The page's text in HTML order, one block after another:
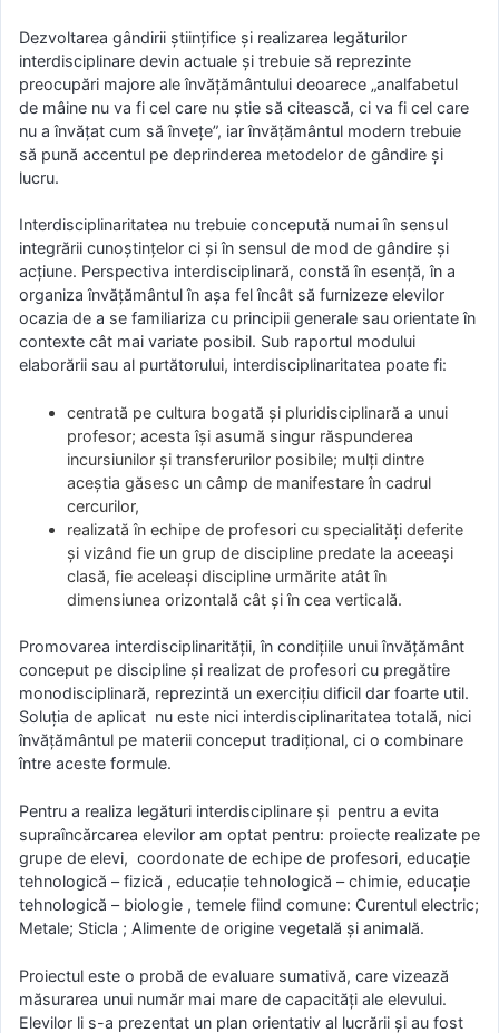
Dezvoltarea gândirii ştiinţifice şi realizarea legăturilor
interdisciplinare devin actuale şi trebuie să reprezinte
preocupări majore ale învăţământului deoarece „analfabetul
de mâine nu va fi cel care nu ştie să citească, ci va fi cel care
nu a învăţat cum să înveţe”, iar învăţământul modern trebuie
să pună accentul pe deprinderea metodelor de gândire şi
lucru.
Interdisciplinaritatea nu trebuie concepută numai în sensul
integrării cunoştinţelor ci şi în sensul de mod de gândire şi
acţiune. Perspectiva interdisciplinară, constă în esenţă, în a
organiza învăţământul în aşa fel încât să furnizeze elevilor
ocazia de a se familiariza cu principii generale sau orientate în
contexte cât mai variate posibil. Sub raportul modului
elaborării sau al purtătorului, interdisciplinaritatea poate fi:
centrată pe cultura bogată şi pluridisciplinară a unui
profesor; acesta îşi asumă singur răspunderea
incursiunilor şi transferurilor posibile; mulţi dintre
aceştia găsesc un câmp de manifestare în cadrul
cercurilor,
realizată în echipe de profesori cu specialităţi deferite
şi vizând fie un grup de discipline predate la aceeaşi
clasă, fie aceleaşi discipline urmărite atât în
dimensiunea orizontală cât şi în cea verticală.
Promovarea interdisciplinarităţii, în condiţiile unui învăţământ
conceput pe discipline şi realizat de profesori cu pregătire
monodisciplinară, reprezintă un exerciţiu dificil dar foarte util.
Soluţia de aplicat nu este nici interdisciplinaritatea totală, nici
învăţământul pe materii conceput tradiţional, ci o combinare
între aceste formule.
Pentru a realiza legături interdisciplinare şi pentru a evita
supraîncărcarea elevilor am optat pentru: proiecte realizate pe
grupe de elevi, coordonate de echipe de profesori, educaţie
tehnologică – fizică , educaţie tehnologică – chimie, educaţie
tehnologică – biologie , temele fiind comune: Curentul electric;
Metale; Sticla ; Alimente de origine vegetală și animală.
Proiectul este o probă de evaluare sumativă, care vizează
măsurarea unui număr mai mare de capacităţi ale elevului.
Elevilor li s-a prezentat un plan orientativ al lucrării şi au fost